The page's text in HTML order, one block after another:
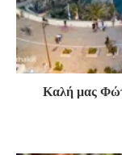
Καλή μας